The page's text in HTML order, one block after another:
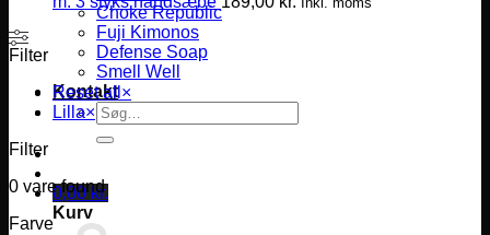
Choke Republic
Fuji Kimonos
Defense Soap
Smell Well
Kontakt
Søg
efter:
0,00 kr.
Kurv
Filter
Reset all ×
Lilla×
Filter
0 vare found
Farve